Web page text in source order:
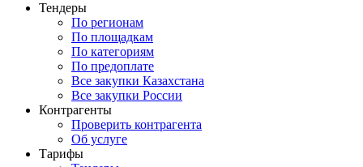
Тендеры
По регионам
По площадкам
По категориям
По предоплате
Все закупки Казахстана
Все закупки России
Контрагенты
Проверить контрагента
Об услуге
Тарифы